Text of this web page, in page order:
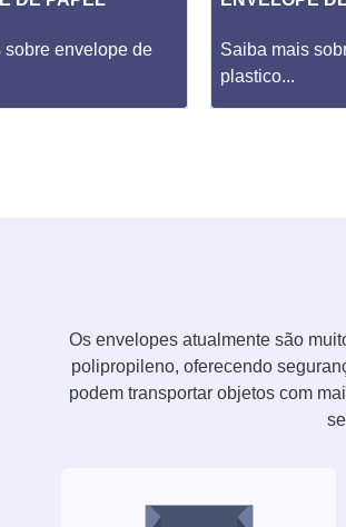
sobre envelope de
Saiba mais
plastico...
Os envelopes atualmente são
polipropileno, oferecendo
podem transportar objetos com